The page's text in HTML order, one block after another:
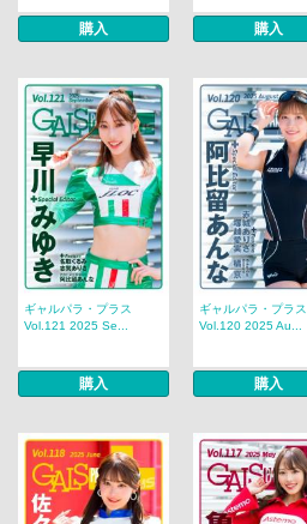
購入 購入
ギャルパラ・プラス
Vol.121 2025 Se...
購入
ギャルパラ・プラス
Vol.120 2025 Au...
購入